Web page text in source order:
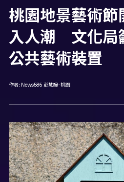
桃園地景藝術節
入人潮 文化局
公共藝術裝置
作者: News586 彭慧婉-桃園